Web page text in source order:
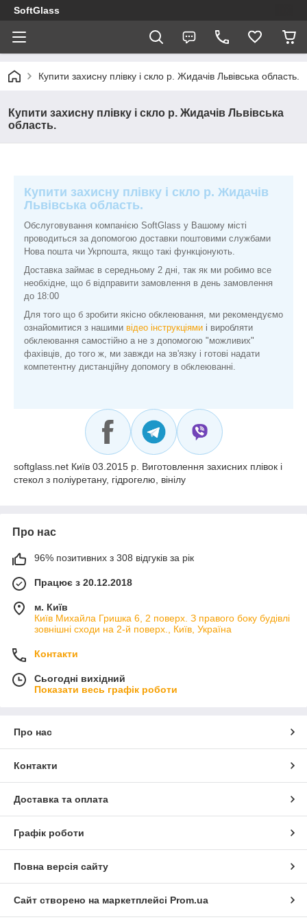
SoftGlass
Купити захисну плівку і скло р. Жидачів Львівська область.
Купити захисну плівку і скло р. Жидачів Львівська
область.
Купити захисну плівку і скло р. Жидачів
Львівська область.
Обслуговування компанією SoftGlass у Вашому місті
проводиться за допомогою доставки поштовими службами
Нова пошта чи Укрпошта, якщо такі функціонують.
Доставка займає в середньому 2 дні, так як ми робимо все
необхідне, що б відправити замовлення в день замовлення
до 18:00
Для того що б зробити якісно обклеювання, ми рекомендуємо
ознайомитися з нашими відео інструкціями і виробляти
обклеювання самостійно а не з допомогою "можливих"
фахівців, до того ж, ми завжди на зв'язку і готові надати
компетентну дистанційну допомогу в обклеюванні.
softglass.net Київ 03.2015 р. Виготовлення захисних плівок і
стекол з поліуретану, гідрогелю, вінілу
Про нас
96% позитивних з 308 відгуків за рік
Працює з 20.12.2018
м. Київ
Київ Михайла Гришка 6, 2 поверх. З правого боку будівлі
зовнішні сходи на 2-й поверх., Київ, Україна
Контакти
Сьогодні вихідний
Показати весь графік роботи
Про нас
Контакти
Доставка та оплата
Графік роботи
Повна версія сайту
Сайт створено на маркетплейсі Prom.ua